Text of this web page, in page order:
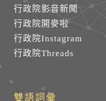
行政院影音新聞
行政院開麥啦
行政院Instagram
行政院Threads
雙語詞彙